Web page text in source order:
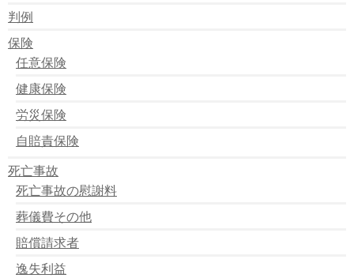
自賠責で支払われる保険金は？
自賠責を請求する場合に必要な提出書類や請求の方法
自賠責保険を使った解決までの流れ
判例
保険
任意保険
健康保険
労災保険
自賠責保険
死亡事故
死亡事故の慰謝料
葬儀費その他
賠償請求者
逸失利益